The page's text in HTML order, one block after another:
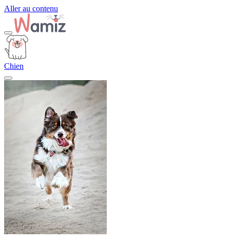
Aller au contenu
Chien